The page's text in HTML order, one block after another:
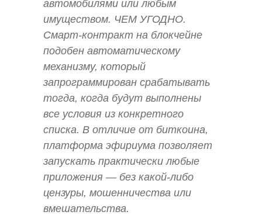
автомобилями или любым
имуществом. ЧЕМ УГОДНО.
Смарт-контракт на блокчейне
подобен автоматическому
механизму, который
запрограммирован срабатывать
тогда, когда будут выполнены
все условия из конкретного
списка. В отличие от биткоина,
платформа эфириума позволяет
запускать практически любые
приложения — без какой-либо
цензуры, мошенничества или
вмешательства.